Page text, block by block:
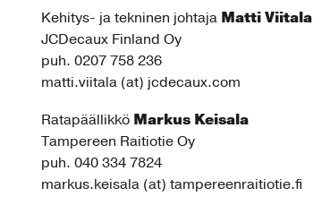
Kehitys- ja tekninen johtaja Matti Viitala
JCDecaux Finland Oy
puh. 0207 758 236
matti.viitala (at) jcdecaux.com
Ratapäällikkö Markus Keisala
Tampereen Raitiotie Oy
puh. 040 334 7824
markus.keisala (at) tampereenraitiotie.fi